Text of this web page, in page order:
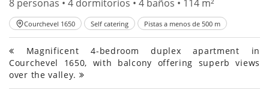
8 personas • 4 dormitorios • 4 baños • 114 m²
Courchevel 1650 Self catering Pistas a menos de 500 m
Magnificent 4-bedroom duplex apartment in
Courchevel 1650, with balcony offering superb views
over the valley.